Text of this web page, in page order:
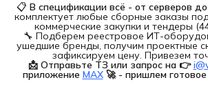
📋 В спецификации всё - от серверов
комплектует любые сборные заказы
коммерческие закупки и тендеры
🔧 Подберем реестровое ИТ-
ушедшие бренды, получим проектные
зафиксируем цену. Привезем
📩 Отправьте ТЗ или запрос на 👉
приложение MAX 🚀 - пришлем